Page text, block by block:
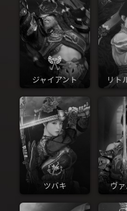
ジャイアント リト
ツバキ ヴ